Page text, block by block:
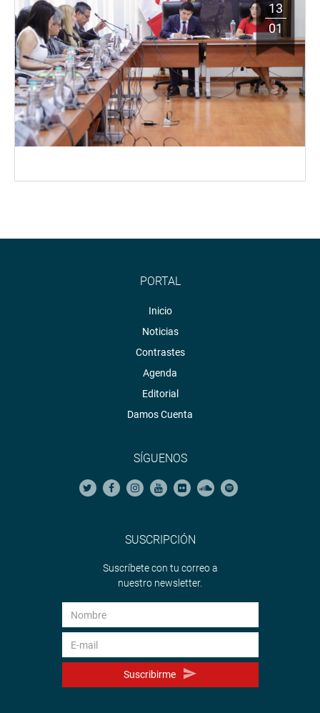
13
01
PORTAL
Inicio
Noticias
Contrastes
Agenda
Editorial
Damos Cuenta
SÍGUENOS
SUSCRIPCIÓN
Suscríbete con tu correo a
nuestro newsletter.
Suscribirme